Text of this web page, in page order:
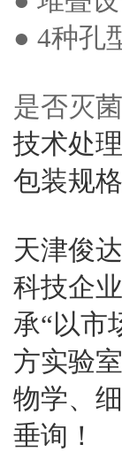
● 4种孔
是否灭
技术处
包装规
天津俊
科技企
承“以市
方实验
物学、
垂询！